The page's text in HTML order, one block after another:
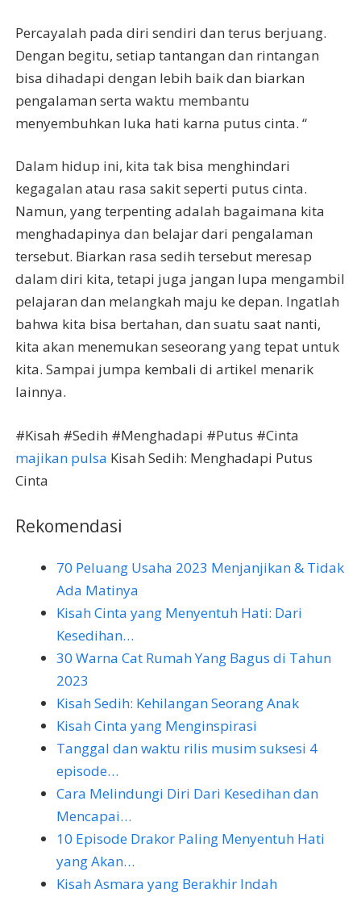
Percayalah pada diri sendiri dan terus berjuang.
Dengan begitu, setiap tantangan dan rintangan
bisa dihadapi dengan lebih baik dan biarkan
pengalaman serta waktu membantu
menyembuhkan luka hati karna putus cinta. “
Dalam hidup ini, kita tak bisa menghindari
kegagalan atau rasa sakit seperti putus cinta.
Namun, yang terpenting adalah bagaimana kita
menghadapinya dan belajar dari pengalaman
tersebut. Biarkan rasa sedih tersebut meresap
dalam diri kita, tetapi juga jangan lupa mengambil
pelajaran dan melangkah maju ke depan. Ingatlah
bahwa kita bisa bertahan, dan suatu saat nanti,
kita akan menemukan seseorang yang tepat untuk
kita. Sampai jumpa kembali di artikel menarik
lainnya.
#Kisah #Sedih #Menghadapi #Putus #Cinta
majikan pulsa Kisah Sedih: Menghadapi Putus
Cinta
Rekomendasi
70 Peluang Usaha 2023 Menjanjikan & Tidak
Ada Matinya
Kisah Cinta yang Menyentuh Hati: Dari
Kesedihan…
30 Warna Cat Rumah Yang Bagus di Tahun
2023
Kisah Sedih: Kehilangan Seorang Anak
Kisah Cinta yang Menginspirasi
Tanggal dan waktu rilis musim suksesi 4
episode…
Cara Melindungi Diri Dari Kesedihan dan
Mencapai…
10 Episode Drakor Paling Menyentuh Hati
yang Akan…
Kisah Asmara yang Berakhir Indah